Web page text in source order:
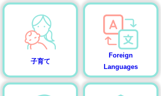
子育て
Foreign
Languages